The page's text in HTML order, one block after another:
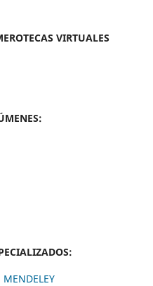
VIRTUALES
MENDELEY